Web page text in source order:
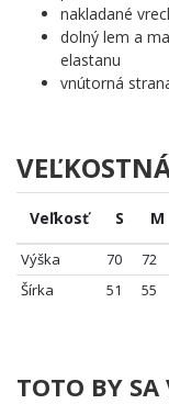
nakladané
dolný lem a
elastanu
vnútorná
Veľkosť S M
Výška 70 72
Šírka
51 55
TOTO BY